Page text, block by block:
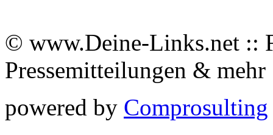
© www.Deine-Links.net ::
Pressemitteilungen &
powered by Comprosulting